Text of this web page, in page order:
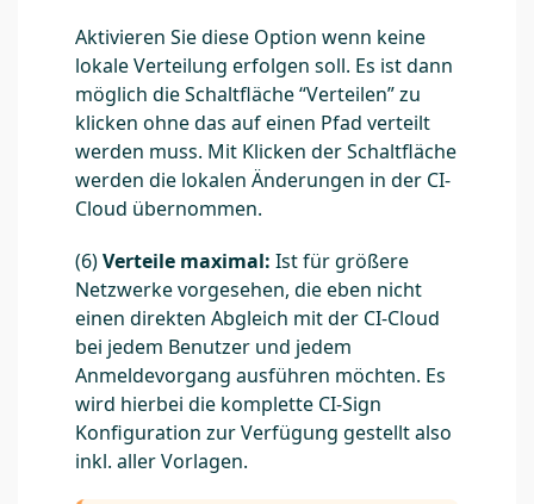
Aktivieren Sie diese Option wenn keine
lokale Verteilung erfolgen soll. Es ist dann
möglich die Schaltfläche “Verteilen” zu
klicken ohne das auf einen Pfad verteilt
werden muss. Mit Klicken der Schaltfläche
werden die lokalen Änderungen in der CI-
Cloud übernommen.
(6)Verteile maximal: Ist für größere
Netzwerke vorgesehen, die eben nicht
einen direkten Abgleich mit der CI-Cloud
bei jedem Benutzer und jedem
Anmeldevorgang ausführen möchten. Es
wird hierbei die komplette CI-Sign
Konfiguration zur Verfügung gestellt also
inkl. aller Vorlagen.